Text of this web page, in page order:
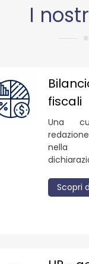
I
fiscali
Una
nella
Scopri